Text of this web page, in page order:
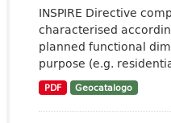
INSPIRE Directive
characterised
planned functional
purpose (e.g.
PDF Geocatalogo